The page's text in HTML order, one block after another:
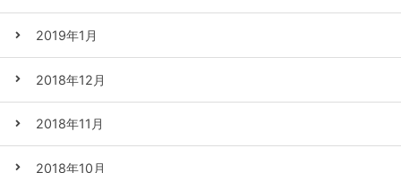
2019年1月
2018年12月
2018年11月
2018年10月